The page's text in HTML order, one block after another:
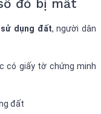
đỏ bị mất
sử dụng đất, người dân
có giấy tờ chứng minh
đất